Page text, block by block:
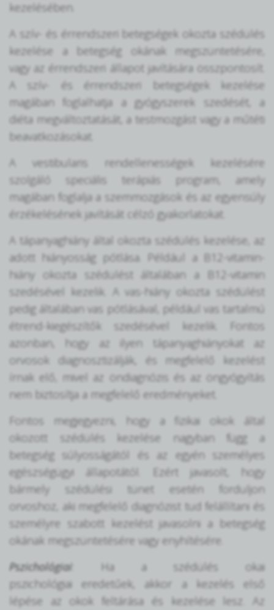
kezelésében.
A szív- és érrendszeri betegségek okozta szédülés
kezelése a betegség okának megszüntetésére,
vagy az érrendszeri állapot javítására összpontosít.
A szív- és érrendszeri betegségek kezelése
magában foglalhatja a gyógyszerek szedését, a
diéta megváltoztatását, a testmozgást vagy a műtéti
beavatkozásokat.
A vestibularis rendellenességek kezelésére
szolgáló speciális terápiás program, amely
magában foglalja a szemmozgások és az egyensúly
érzékelésének javítását célzó gyakorlatokat.
A tápanyaghiány által okozta szédülés kezelése, az
adott hiányosság pótlása. Például a B12-vitamin-
hiány okozta szédülést általában a B12-vitamin
szedésével kezelik. A vas-hiány okozta szédülést
pedig általában vas pótlásával, például vas tartalmú
étrend-kiegészítők szedésével kezelik. Fontos
azonban, hogy az ilyen tápanyaghiányokat az
orvosok diagnosztizálják, és megfelelő kezelést
írnak elő, mivel az öndiagnózis és az öngyógyítás
nem biztosítja a megfelelő eredményeket.
Fontos megjegyezni, hogy a fizikai okok által
okozott szédülés kezelése nagyban függ a
betegség súlyosságától és az egyén személyes
egészségügyi állapotától. Ezért javasolt, hogy
bármely szédülési tünet esetén forduljon
orvoshoz, aki megfelelő diagnózist tud felállítani és
személyre szabott kezelést javasolni a betegség
okának megszüntetésére vagy enyhítésére.
Pszichológiai : Ha a szédülés okai
pszichológiai eredetűek, akkor a kezelés első
lépése az okok feltárása és kezelése lesz. Az